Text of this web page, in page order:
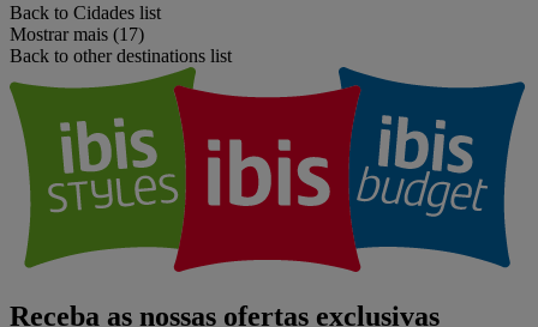
Back to Cidades list
Mostrar mais (17)
Back to other destinations list
Receba as nossas ofertas exclusivas